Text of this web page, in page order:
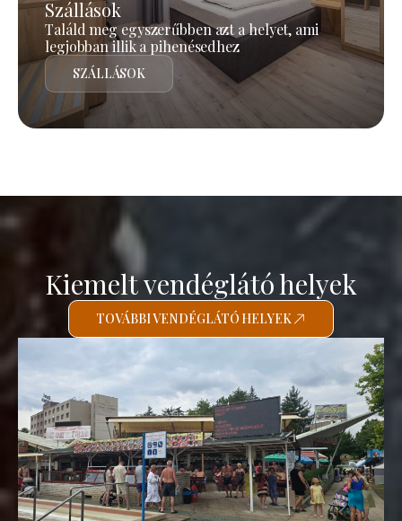
Szállások
Találd meg egyszerűbben azt a helyet, ami
legjobban illik a pihenésedhez
SZÁLLÁSOK
Kiemelt vendéglátó helyek
TOVÁBBI VENDÉGLÁTÓ HELYEK